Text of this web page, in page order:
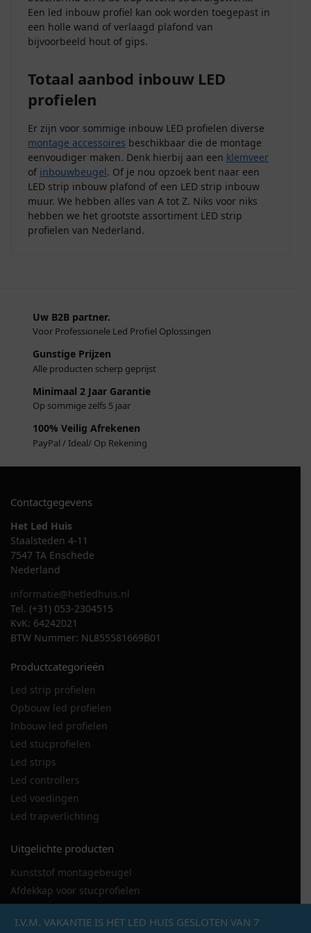
Een led inbouw profiel kan ook worden toegepast in
een holle wand of verlaagd plafond van
bijvoorbeeld hout of gips.
Totaal aanbod inbouw LED
profielen
Er zijn voor sommige inbouw LED profielen diverse
montage accessoires beschikbaar die de montage
eenvoudiger maken. Denk hierbij aan een klemveer
of inbouwbeugel. Of je nou opzoek bent naar een
LED strip inbouw plafond of een LED strip inbouw
muur. We hebben alles van A tot Z. Niks voor niks
hebben we het grootste assortiment LED strip
profielen van Nederland.
Uw B2B partner.
Voor Professionele Led Profiel Oplossingen
Gunstige Prijzen
Alle producten scherp geprijst
Minimaal 2 Jaar Garantie
Op sommige zelfs 5 jaar
100% Veilig Afrekenen
PayPal / Ideal/ Op Rekening
Contactgegevens
Het Led Huis
Staalsteden 4-11
7547 TA Enschede
Nederland
informatie@hetledhuis.nl
Tel. (+31) 053-2304515
KvK: 64242021
BTW Nummer: NL855581669B01
Productcategorieën
Led strip profielen
Opbouw led profielen
Inbouw led profielen
Led stucprofielen
Led strips
Led controllers
Led voedingen
Led trapverlichting
Uitgelichte producten
Kunststof montagebeugel
Afdekkap voor stucprofielen
LED strip 120LED
LED stucprofiel DSL
I.V.M. VAKANTIE IS HET LED HUIS GESLOTEN VAN 7